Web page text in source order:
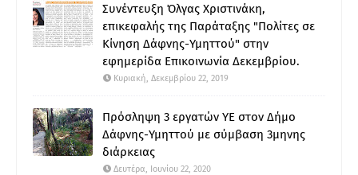
Συνέντευξη Όλγας Χριστινάκη,
επικεφαλής της Παράταξης "Πολίτες σε
Κίνηση Δάφνης-Υμηττού" στην
εφημερίδα Επικοινωνία Δεκεμβρίου.
Κυριακή, Δεκεμβρίου 22, 2019
Πρόσληψη 3 εργατών ΥΕ στον Δήμο
Δάφνης-Υμηττού με σύμβαση 3μηνης
διάρκειας
Δευτέρα, Ιουνίου 22, 2020